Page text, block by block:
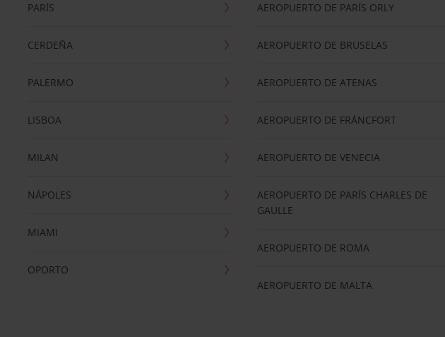
PARÍS
CERDEÑA
PALERMO
LISBOA
MILAN
NÁPOLES
MIAMI
OPORTO
AEROPUERTO DE PARÍS ORLY
AEROPUERTO DE BRUSELAS
AEROPUERTO DE ATENAS
AEROPUERTO DE FRÁNCFORT
AEROPUERTO DE VENECIA
AEROPUERTO DE PARÍS CHARLES DE
GAULLE
AEROPUERTO DE ROMA
AEROPUERTO DE MALTA